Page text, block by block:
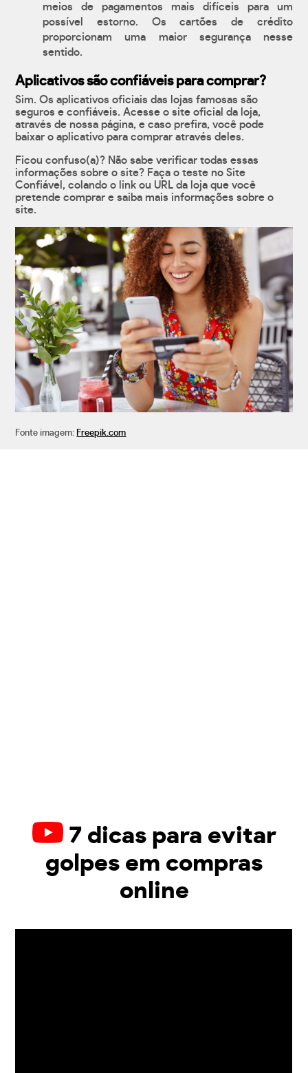
meios de pagamentos mais difíceis para um
possível estorno. Os cartões de crédito
proporcionam uma maior segurança nesse
sentido.
Aplicativos são confiáveis para comprar?
Sim. Os aplicativos oficiais das lojas famosas são
seguros e confiáveis. Acesse o site oficial da loja,
através de nossa página, e caso prefira, você pode
baixar o aplicativo para comprar através deles.
Ficou confuso(a)? Não sabe verificar todas essas
informações sobre o site? Faça o teste no Site
Confiável, colando o link ou URL da loja que você
pretende comprar e saiba mais informações sobre o
site.
Fonte imagem: Freepik.com
7 dicas para evitar
golpes em compras
online